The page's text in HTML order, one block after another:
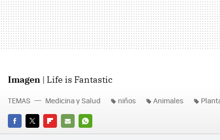
Imagen | Life is Fantastic
FACEBOOK
TWITTERFLIPBOARD
E-
WHATSAPP
TEMAS Medicina y Salud niños Animales